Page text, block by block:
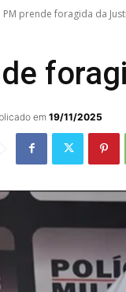
PM prende foragida da
em 19/11/2025